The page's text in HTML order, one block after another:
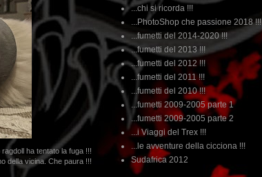
ha tentato la fuga !!!
della vicina. Che paura !!!
...chi si ricorda !!!
...PhotoShop che passione 2018 !!!
...fumetti del 2014-2020 !!!
...fumetti del 2013 !!!
...fumetti del 2012 !!!
...fumetti del 2011 !!!
...fumetti del 2010 !!!
...fumetti 2009-2005 parte 1
...fumetti 2009-2005 parte 2
...i Viaggi del Trex !!!
...le avventure della cicciona !!!
Sudafrica 2012